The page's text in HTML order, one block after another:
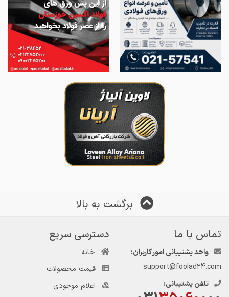
برگشت به بالا
تماس با ما
واحد پشتیبانی امور کاربران:
support@foolad24.com
تلفن پشتیبانی:
دسترسی سریع
خانه
قیمت محصولات
اعلام موجودی